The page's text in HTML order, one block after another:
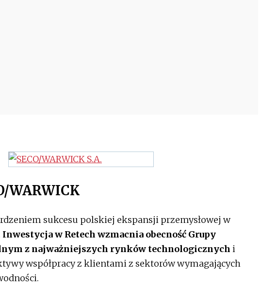
WARWICK
sukcesu polskiej ekspansji przemysłowej w
Inwestycja w Retech wzmacnia obecność Grupy
z najważniejszych rynków technologicznych i
współpracy z klientami z sektorów wymagających